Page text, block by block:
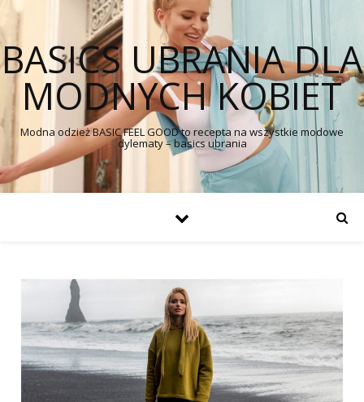
BASICS UBRANIA DLA
MODNYCH KOBIET
Modna odzież BASIC FEEL GOOD to recepta na wszystkie modowe
dylematy – basics ubrania